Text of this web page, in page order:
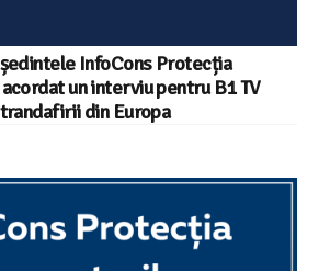
InfoCons Protecția
un interviu pentru B1 TV
din Europa